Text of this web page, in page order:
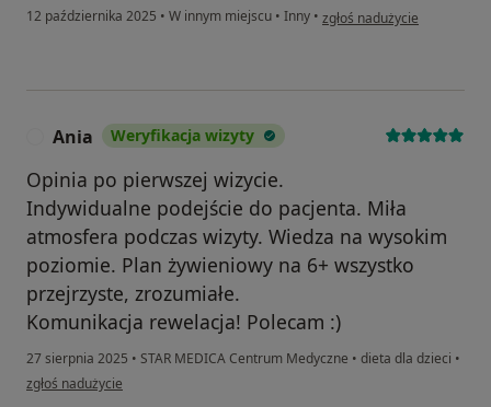
12 października 2025 • W innym miejscu • Inny • w opinii użytkownika
zgłoś nadużycie
Ania Weryfikacja wizyty
Opinia po pierwszej wizycie.
Indywidualne podejście do pacjenta. Miła
atmosfera podczas wizyty. Wiedza na wysokim
poziomie. Plan żywieniowy na 6+ wszystko
przejrzyste, zrozumiałe.
Komunikacja rewelacja! Polecam :)
27 sierpnia 2025 • STAR MEDICA Centrum Medyczne • dieta dla dzieci •
w opinii użytkownika Ania
zgłoś nadużycie